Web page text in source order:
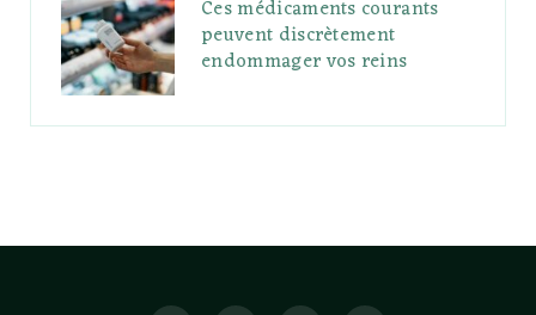
Ces médicaments courants
peuvent discrètement
endommager vos reins